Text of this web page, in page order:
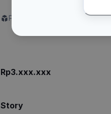
Produk disiapkan creator
Rp3.xxx.xxx
Story